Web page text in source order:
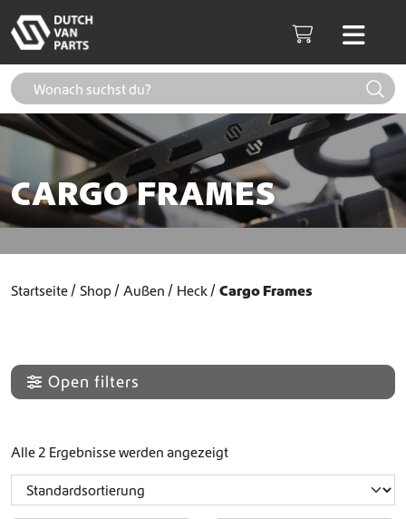
Cart
CARGO FRAMES
Startseite Shop Außen Heck Cargo Frames
Open filters
Alle 2 Ergebnisse werden angezeigt